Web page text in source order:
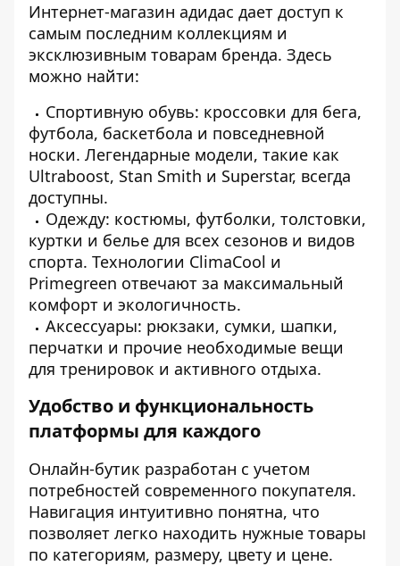
Интернет-магазин адидас дает доступ к
самым последним коллекциям и
эксклюзивным товарам бренда. Здесь
можно найти:
Спортивную обувь: кроссовки для бега,
футбола, баскетбола и повседневной
носки. Легендарные модели, такие как
Ultraboost, Stan Smith и Superstar, всегда
доступны.
Одежду: костюмы, футболки, толстовки,
куртки и белье для всех сезонов и видов
спорта. Технологии ClimaCool и
Primegreen отвечают за максимальный
комфорт и экологичность.
Аксессуары: рюкзаки, сумки, шапки,
перчатки и прочие необходимые вещи
для тренировок и активного отдыха.
Удобство и функциональность
платформы для каждого
Онлайн-бутик разработан с учетом
потребностей современного покупателя.
Навигация интуитивно понятна, что
позволяет легко находить нужные товары
по категориям, размеру, цвету и цене.